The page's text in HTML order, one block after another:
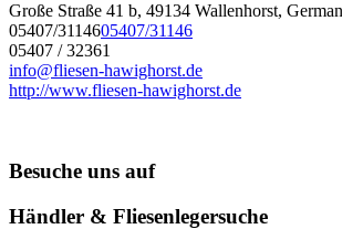
Große Straße 41 b, 49134 Wallenhorst,
05407/3114605407/31146
05407 / 32361
info@fliesen-hawighorst.de
http://www.fliesen-hawighorst.de
Besuche uns auf
Händler & Fliesenlegersuche